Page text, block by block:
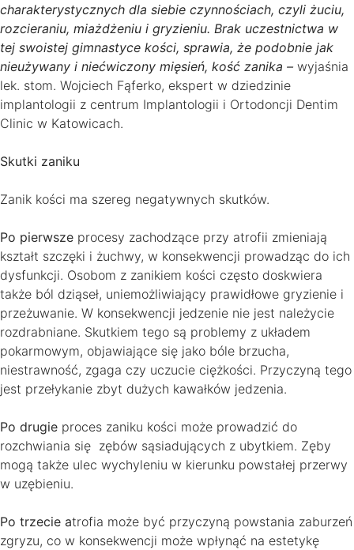
charakterystycznych dla siebie czynnościach, czyli żuciu,
rozcieraniu, miażdżeniu i gryzieniu. Brak uczestnictwa w
tej swoistej gimnastyce kości, sprawia, że podobnie jak
nieużywany i niećwiczony mięsień, kość zanika – wyjaśnia
lek. stom. Wojciech Fąferko, ekspert w dziedzinie
implantologii z centrum Implantologii i Ortodoncji Dentim
Clinic w Katowicach.
Skutki zaniku
Zanik kości ma szereg negatywnych skutków.
Po pierwsze procesy zachodzące przy atrofii zmieniają
kształt szczęki i żuchwy, w konsekwencji prowadząc do ich
dysfunkcji. Osobom z zanikiem kości często doskwiera
także ból dziąseł, uniemożliwiający prawidłowe gryzienie i
przeżuwanie. W konsekwencji jedzenie nie jest należycie
rozdrabniane. Skutkiem tego są problemy z układem
pokarmowym, objawiające się jako bóle brzucha,
niestrawność, zgaga czy uczucie ciężkości. Przyczyną tego
jest przełykanie zbyt dużych kawałków jedzenia.
Po drugie proces zaniku kości może prowadzić do
rozchwiania się zębów sąsiadujących z ubytkiem. Zęby
mogą także ulec wychyleniu w kierunku powstałej przerwy
w uzębieniu.
Po trzecie atrofia może być przyczyną powstania zaburzeń
zgryzu, co w konsekwencji może wpłynąć na estetykę